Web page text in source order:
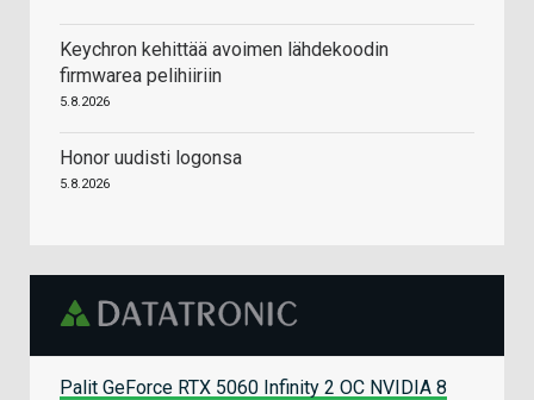
Keychron kehittää avoimen lähdekoodin
firmwarea pelihiiriin
5.8.2026
Honor uudisti logonsa
5.8.2026
Palit GeForce RTX 5060 Infinity 2 OC NVIDIA 8